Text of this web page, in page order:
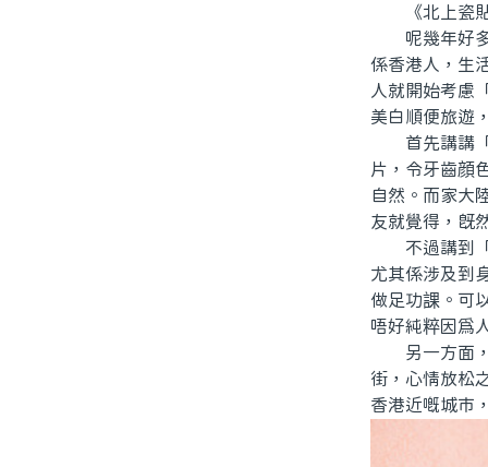
《北上瓷貼
呢幾年好多
係香港人，生
人就開始考慮
美白順便旅遊
首先講講「
片，令牙齒顔
自然。而家大
友就覺得，既
不過講到「
尤其係涉及到
做足功課。可
唔好純粹因爲
另一方面，
街，心情放松
香港近嘅城市